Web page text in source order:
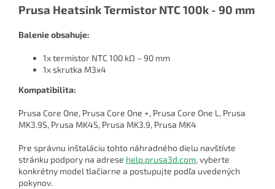
Prusa Heatsink Termistor NTC 100k - 90 mm
Balenie obsahuje:
1x termistor NTC 100 kΩ – 90 mm
1x skrutka M3x4
Kompatibilita:
Prusa Core One, Prusa Core One +, Prusa Core One L, Prusa
MK3.9S, Prusa MK4S, Prusa MK3.9, Prusa MK4
Pre správnu inštaláciu tohto náhradného dielu navštívte
stránku podpory na adrese help.prusa3d.com, vyberte
konkrétny model tlačiarne a postupujte podľa uvedených
pokynov.